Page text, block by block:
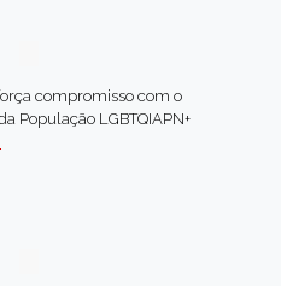
compromisso com o
População LGBTQIAPN+